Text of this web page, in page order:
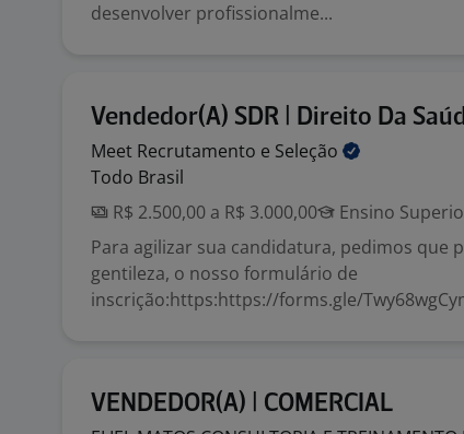
desenvolver profissionalme...
Vendedor(A) SDR | Direito Da
Meet Recrutamento e Seleção
Todo Brasil
R$ 2.500,00 a R$ 3.000,00
Ensino
Para agilizar sua candidatura, pedimos que
gentileza, o nosso formulário de
inscrição:https:https://forms.gle/
VENDEDOR(A) | COMERCIAL